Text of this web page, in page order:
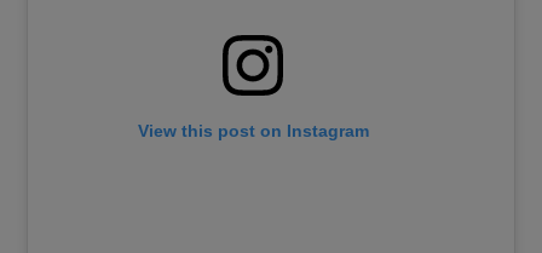
View this post on Instagram